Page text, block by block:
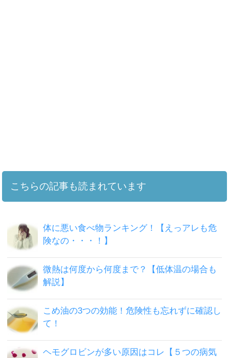
こちらの記事も読まれています
体に悪い食べ物ランキング！【えっアレも危
険なの・・・！】
微熱は何度から何度まで？【低体温の場合も
解説】
こめ油の3つの効能！危険性も忘れずに確認し
て！
ヘモグロビンが多い原因はコレ【５つの病気